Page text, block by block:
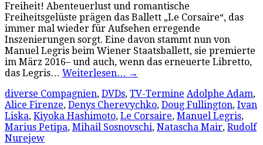
Freiheit! Abenteuerlust und romantische
Freiheitsgelüste prägen das Ballett „Le Corsaire“, das
immer mal wieder für Aufsehen erregende
Inszenierungen sorgt. Eine davon stammt nun von
Manuel Legris beim Wiener Staatsballett, sie premierte
im März 2016– und auch, wenn das erneuerte Libretto,
das Legris… Weiterlesen… →
diverse Compagnien, DVDs, TV-Termine Adolphe Adam,
Alice Firenze, Denys Cherevychko, Doug Fullington, Ivan
Liska, Kiyoka Hashimoto, Le Corsaire, Manuel Legris,
Marius Petipa, Mihail Sosnovschi, Natascha Mair, Rudolf
Nurejew